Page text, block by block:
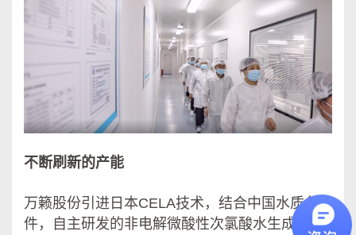
不断刷新的产能
万籁股份引进日本CELA技术，结合中国水质条
件，自主研发的非电解微酸性次氯酸水生成装